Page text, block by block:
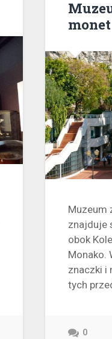
monet
Muzeum
znajduje
obok
Monako.
znaczki i
tych
0